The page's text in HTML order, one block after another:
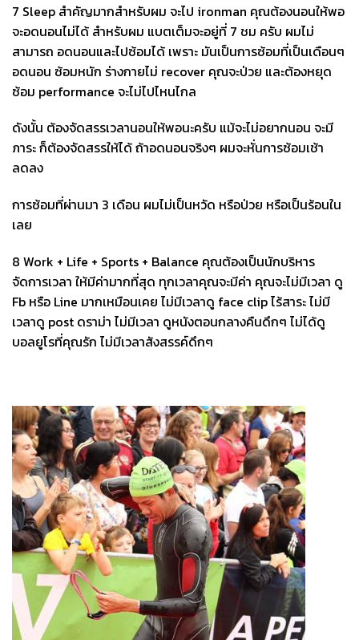
7 Sleep สำคัญมากสำหรับผม จะไป ironman คุณต้องนอนให้พอ
จะอดนอนไม่ได้ สำหรับผม แบตเต็มจะอยู่ที่ 7 ชม ครับ ผมไม่
สามารถ อดนอนและไปซ้อมได้ เพราะ มันเป็นการซ้อมที่เป็นเดือนๆ
อดนอน ซ้อมหนัก ร่างกายไม่ recover คุณจะป่วย และต้องหยุด
ซ้อม performance จะไม่ไปไหนไกล
ดังนั้น ต้องจัดสรรเวลานอนให้พอนะครับ แม้จะไม่อยากนอน จะมี
ภาระ ก็ต้องจัดสรรให้ได้ ถ้าอดนอนจริงๆ ผมจะหั่นการซ้อมเช้า
ลดลง
การซ้อมที่ผ่านมา 3 เดือน ผมไม่เป็นหวัด หรือป่วย หรือเป็นร้อนใน
เลย
8 Work + Life + Sports + Balance คุณต้องเป็นนักบริหาร
จัดการเวลา ให้มีค่ามากที่สุด ทุกเวลาคุณจะมีค่า คุณจะไม่มีเวลา ดู
Fb หรือ Line มากเหมือนเคย ไม่มีเวลาดู face clip ไร้สาระ ไม่มี
เวลาดู post ดราม่า ไม่มีเวลา ดูหนังตอนกลางคืนดึกๆ ไม่ได้ดู
บอลยูโรที่คุณรัก ไม่มีเวลาสังสรรค์ดึกๆ